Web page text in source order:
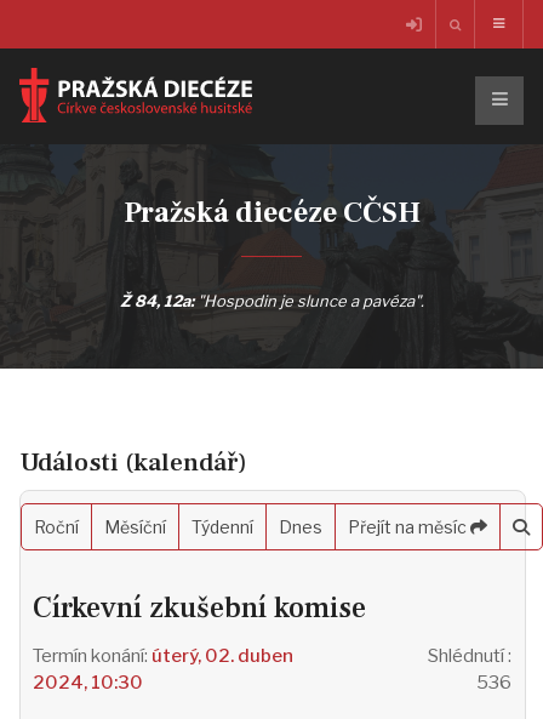
Pražská diecéze CČSH
Ž 84, 12a:"Hospodin je slunce a pavéza".
Události (kalendář)
Roční Měsíční Týdenní Dnes Přejít na měsíc
Církevní zkušební komise
úterý, 02. duben
2024, 10:30
Shlédnutí:
536